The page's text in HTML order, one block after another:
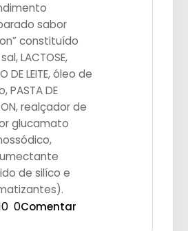
sabor
constituído
LACTOSE,
DE LEITE, óleo de
PASTA DE
realçador de
glucamato
de silíco e
0Comentar